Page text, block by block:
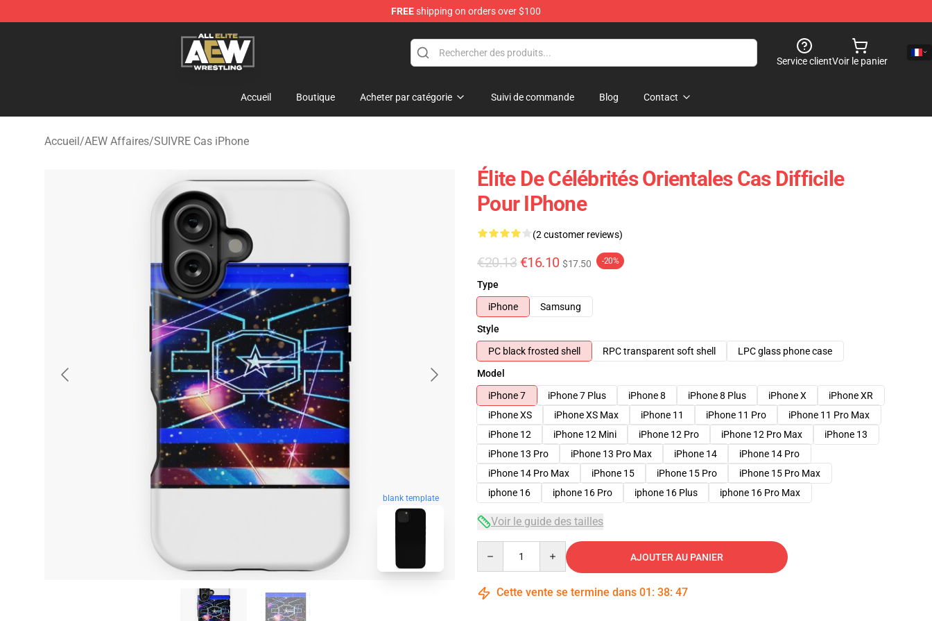
FREEshipping on orders over $100
Aew Shop ⚡️ Official Aew Merchandise Store
Service clientVoir le panier
Accueil Boutique Acheter par catégorie Suivi de commande Blog Contact
Accueil/AEW Affaires/SUIVRE Cas iPhone
blank template
Élite De Célébrités Orientales Cas Difficile
Pour IPhone
(2 customer reviews)
€20.13 €16.10 $17.50 -20%
Type
iPhone
Samsung
Style
PC black frosted shell
RPC transparent soft shell
LPC glass phone case
Model
iPhone 7
iPhone 7 Plus iPhone 8 iPhone 8 Plus iPhone X
iPhone XR
iPhone XS
iPhone XS Max iPhone 11 iPhone 11 Pro
iPhone 11 Pro Max
iPhone 12
iPhone 12 Mini iPhone 12 Pro iPhone 12 Pro Max
iPhone 13
iPhone 13 Pro
iPhone 13 Pro Max iPhone 14
iPhone 14 Pro
iPhone 14 Pro Max
iPhone 15 iPhone 15 Pro
iPhone 15 Pro Max
iphone 16
iphone 16 Pro iphone 16 Plus iphone 16 Pro Max
Voir le guide des tailles
AJOUTER AU PANIER
Cette vente se termine dans 01 : 38: 46